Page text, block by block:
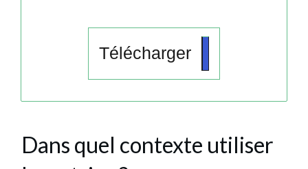
Télécharger
Dans quel contexte utiliser